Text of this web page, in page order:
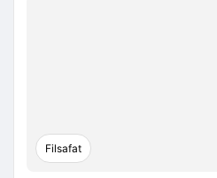
Filsafat